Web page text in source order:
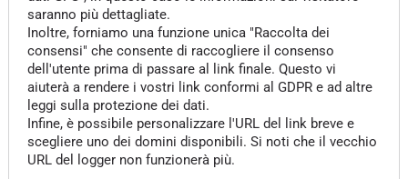
saranno più dettagliate.
Inoltre, forniamo una funzione unica "Raccolta dei
consensi" che consente di raccogliere il consenso
dell'utente prima di passare al link finale. Questo vi
aiuterà a rendere i vostri link conformi al GDPR e ad altre
leggi sulla protezione dei dati.
Infine, è possibile personalizzare l'URL del link breve e
scegliere uno dei domini disponibili. Si noti che il vecchio
URL del logger non funzionerà più.